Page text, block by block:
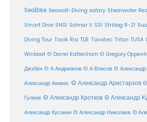
SeaBike Seawolf-Diving safary Shearwater
Smart Dive SNSI Solmar V SSI Stribog R-21
Diving Tour Tasik Ria TDE Tovatec Triton TUSA
Winboat © Darrel Kattenhorn © Gregory
Джэбён © А Андрианов © А Власов © Александр
Александр Акивис © Александр Аристархов
Гуляев © Александр Кротков © Александр
Александр Кусакин © Александр Николаев ©